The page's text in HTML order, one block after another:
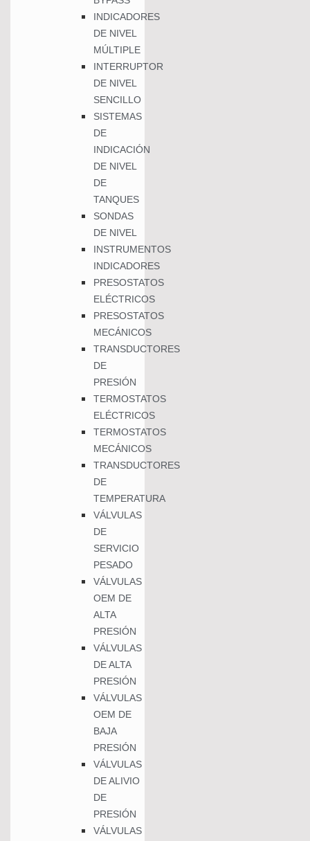
INDICADORES
DE NIVEL
MÚLTIPLE
INTERRUPTOR
DE NIVEL
SENCILLO
SISTEMAS
DE
INDICACIÓN
DE NIVEL
DE
TANQUES
SONDAS
DE NIVEL
INSTRUMENTOS
INDICADORES
PRESOSTATOS
ELÉCTRICOS
PRESOSTATOS
MECÁNICOS
TRANSDUCTORES
DE
PRESIÓN
TERMOSTATOS
ELÉCTRICOS
TERMOSTATOS
MECÁNICOS
TRANSDUCTORES
DE
TEMPERATURA
VÁLVULAS
DE
SERVICIO
PESADO
VÁLVULAS
OEM DE
ALTA
PRESIÓN
VÁLVULAS
DE ALTA
PRESIÓN
VÁLVULAS
OEM DE
BAJA
PRESIÓN
VÁLVULAS
DE ALIVIO
DE
PRESIÓN
VÁLVULAS